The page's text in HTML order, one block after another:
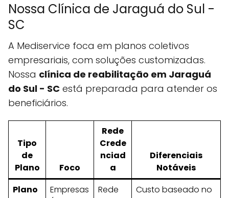
Nossa Clínica de Jaraguá do Sul -
SC
A Mediservice foca em planos coletivos
empresariais, com soluções customizadas.
Nossa clínica de reabilitação em Jaraguá
do Sul - SC está preparada para atender os
beneficiários.
Tipo
de
Plano
Foco
Rede
Crede
nciad
a
Diferenciais
Notáveis
Plano
Empresas
Rede
Custo baseado no